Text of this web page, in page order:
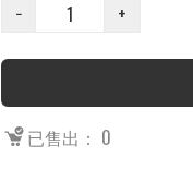
−
+
已售出： 0